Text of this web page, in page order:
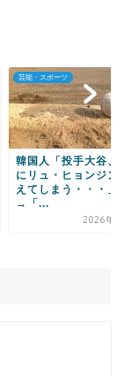
芸能・スポーツ
韓国人「日本の大谷
平、32号2ランホー
ン！」→「大谷の表
を...
2023年7